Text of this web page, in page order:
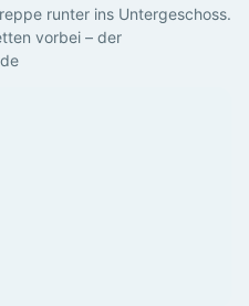
runter ins Untergeschoss.
vorbei – der